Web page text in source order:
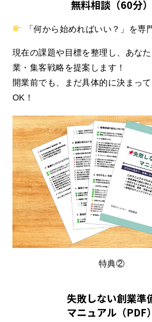
無料相談（60分）
「何から始めればいい？」を専
現在の課題や目標を整理し、あな
業・集客戦略を提案します！
開業前でも、まだ具体的に決まっ
OK！
特典②
失敗しない創業準
マニュアル（PDF）